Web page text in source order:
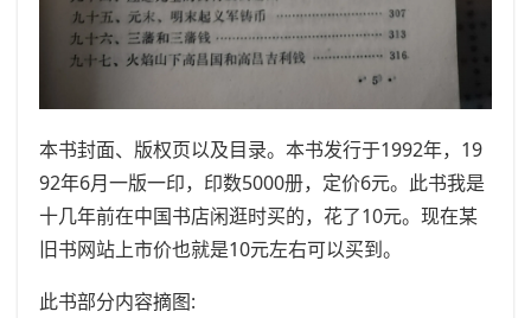
本书封面、版权页以及目录。本书发行于1992年，19
92年6月一版一印，印数5000册，定价6元。此书我是
十几年前在中国书店闲逛时买的，花了10元。现在某
旧书网站上市价也就是10元左右可以买到。
此书部分内容摘图: